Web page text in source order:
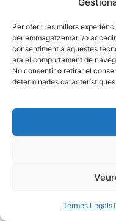
Per oferir les millors
per emmagatzemar i/o
consentiment a aquestes
ara el comportament de
No consentir o retirar el
determinades
Termes Legals
© 2026 AGRUPACIÓ
Disseny webGescic.com